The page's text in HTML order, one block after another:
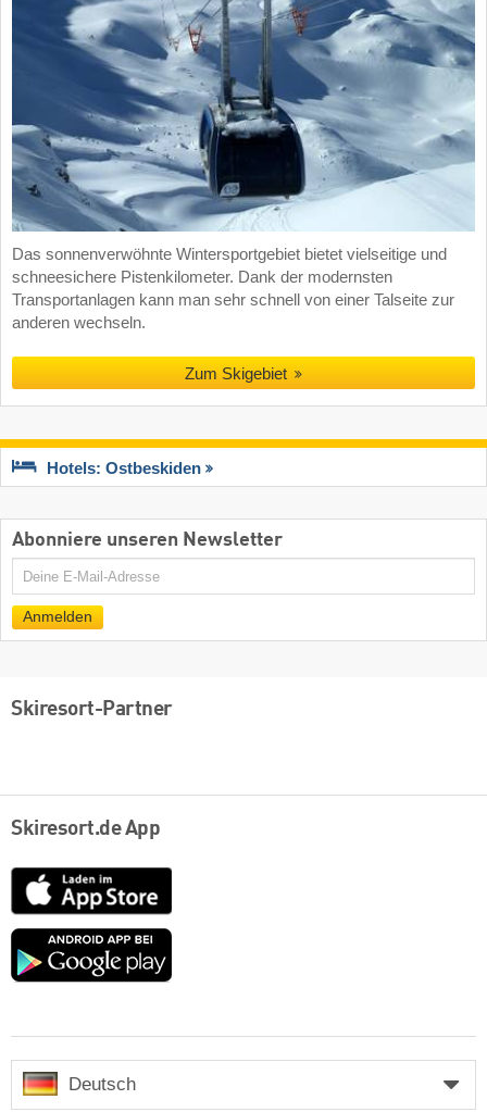
Das sonnenverwöhnte Wintersportgebiet bietet vielseitige und
schneesichere Pistenkilometer. Dank der modernsten
Transportanlagen kann man sehr schnell von einer Talseite zur
anderen wechseln.
Zum Skigebiet
Hotels: Ostbeskiden
Abonniere unseren Newsletter
E-
Anmelden
Skiresort-Partner
Skiresort.de App
App
Store
Google
Deutsch